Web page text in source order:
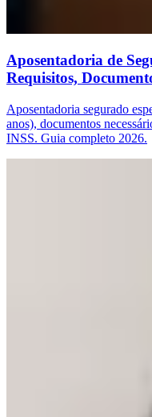
Aposentadoria de
Requisitos,
Aposentadoria segurado
anos), documentos
INSS. Guia completo 2026.